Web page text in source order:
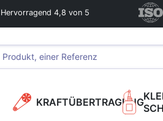
4,8 von 5
KRAFTÜBERTRAGUNG